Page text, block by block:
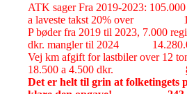
ATK sager Fra 2019-2023: 105.000
a laveste takst 20% over
P bøder fra 2019 til 2023, 7.000
dkr. mangler til 2024
Vej km afgift for lastbiler over 12
18.500 a 4.500 dkr.
Det er helt til grin at folketingets